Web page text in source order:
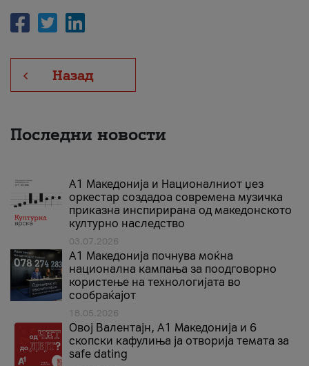
Назад
Последни новости
А1 Македонија и Националниот џез
оркестар создадоа современа музичка
приказна инспирирана од македонското
културно наследство
03.07.2026
A1 Македонија почнува моќна
национална кампања за поодговорно
користење на технологијата во
сообраќајот
18.05.2026
Овој Валентајн, A1 Македонија и 6
скопски кафулиња ја отворија темата за
safe dating